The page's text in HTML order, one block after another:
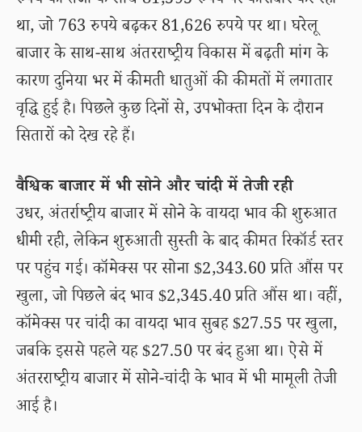
था, जो 763 रुपये बढ़कर 81,626 रुपये पर था। घरेलू
बाजार के साथ-साथ अंतरराष्ट्रीय विकास में बढ़ती मांग के
कारण दुनिया भर में कीमती धातुओं की कीमतों में लगातार
वृद्धि हुई है। पिछले कुछ दिनों से, उपभोक्ता दिन के दौरान
सितारों को देख रहे हैं।
वैश्विक बाजार में भी सोने और चांदी में तेजी रही
उधर, अंतर्राष्ट्रीय बाजार में सोने के वायदा भाव की शुरुआत
धीमी रही, लेकिन शुरुआती सुस्ती के बाद कीमत रिकॉर्ड स्तर
पर पहुंच गई। कॉमेक्स पर सोना $2,343.60 प्रति औंस पर
खुला, जो पिछले बंद भाव $2,345.40 प्रति औंस था। वहीं,
कॉमेक्स पर चांदी का वायदा भाव सुबह $27.55 पर खुला,
जबकि इससे पहले यह $27.50 पर बंद हुआ था। ऐसे में
अंतरराष्ट्रीय बाजार में सोने-चांदी के भाव में भी मामूली तेजी
आई है।